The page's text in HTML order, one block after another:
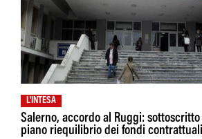
L'INTESA
Salerno, accordo al Ruggi:
piano riequilibrio dei fondi contrattuali